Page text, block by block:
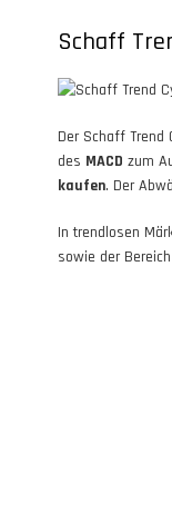
Schaff
Der Schaff Trend
des MACD zum
kaufen. Der
In trendlosen
sowie der